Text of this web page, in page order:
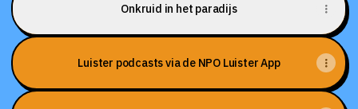
Onkruid in het paradijs
Luister podcasts via de NPO Luister App